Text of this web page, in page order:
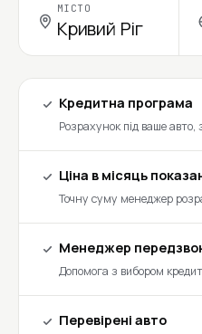
МІСТО
Кривий Ріг
Кредитна програма
Розрахунок під ваше
Ціна в місяць
Точну суму менеджер
Менеджер
Допомога з вибором
Перевірені авто